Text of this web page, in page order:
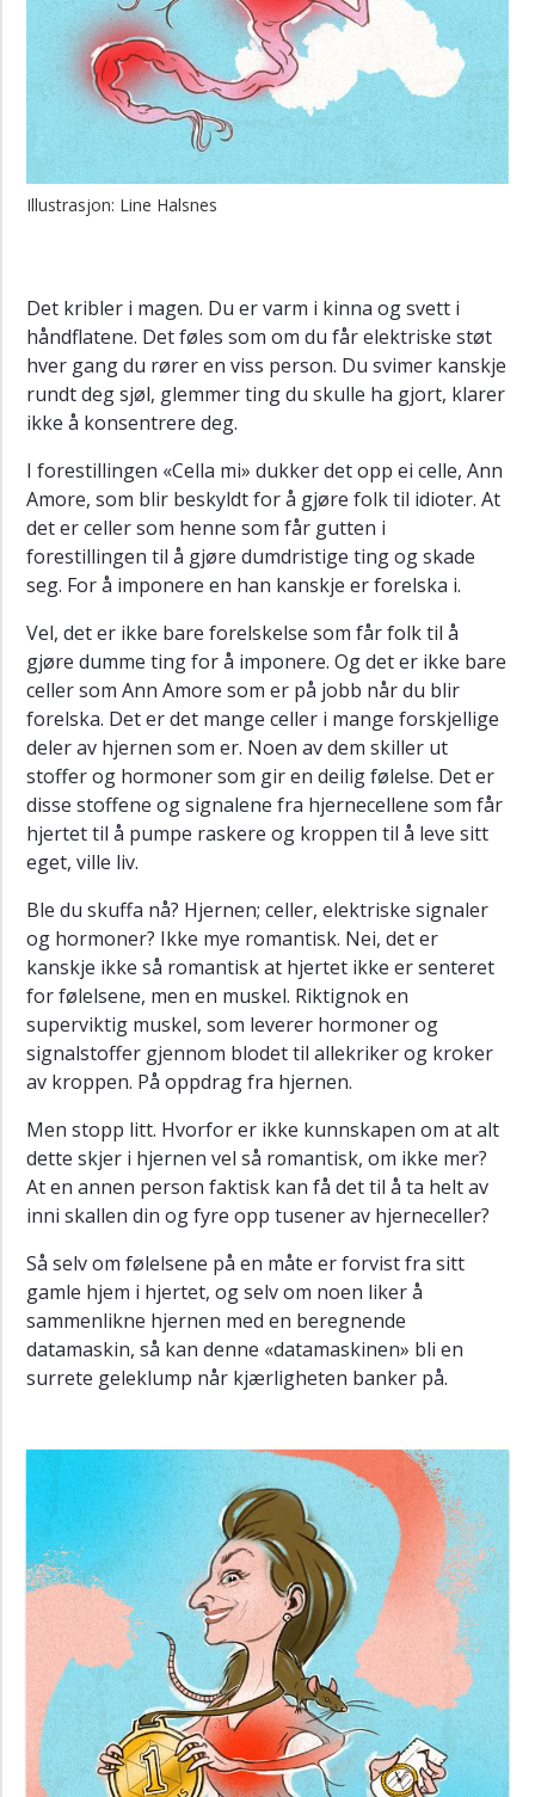
Speilceller
Object-
vektorceller
Smultringen
Illustrasjon: Line Halsnes
Det kribler i magen. Du er varm i kinna og svett i
håndflatene. Det føles som om du får elektriske støt
hver gang du rører en viss person. Du svimer kanskje
rundt deg sjøl, glemmer ting du skulle ha gjort, klarer
ikke å konsentrere deg.
I forestillingen «Cella mi» dukker det opp ei celle, Ann
Amore, som blir beskyldt for å gjøre folk til idioter. At
det er celler som henne som får gutten i
forestillingen til å gjøre dumdristige ting og skade
seg. For å imponere en han kanskje er forelska i.
Vel, det er ikke bare forelskelse som får folk til å
gjøre dumme ting for å imponere. Og det er ikke bare
celler som Ann Amore som er på jobb når du blir
forelska. Det er det mange celler i mange forskjellige
deler av hjernen som er. Noen av dem skiller ut
stoffer og hormoner som gir en deilig følelse. Det er
disse stoffene og signalene fra hjernecellene som får
hjertet til å pumpe raskere og kroppen til å leve sitt
eget, ville liv.
Ble du skuffa nå? Hjernen; celler, elektriske signaler
og hormoner? Ikke mye romantisk. Nei, det er
kanskje ikke så romantisk at hjertet ikke er senteret
for følelsene, men en muskel. Riktignok en
superviktig muskel, som leverer hormoner og
signalstoffer gjennom blodet til allekriker og kroker
av kroppen. På oppdrag fra hjernen.
Men stopp litt. Hvorfor er ikke kunnskapen om at alt
dette skjer i hjernen vel så romantisk, om ikke mer?
At en annen person faktisk kan få det til å ta helt av
inni skallen din og fyre opp tusener av hjerneceller?
Så selv om følelsene på en måte er forvist fra sitt
gamle hjem i hjertet, og selv om noen liker å
sammenlikne hjernen med en beregnende
datamaskin, så kan denne «datamaskinen» bli en
surrete geleklump når kjærligheten banker på.